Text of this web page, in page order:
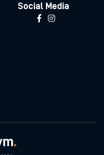
Social Media